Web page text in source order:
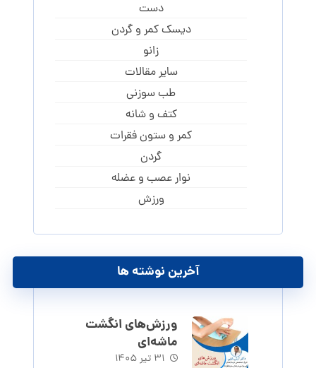
دست
دیسک کمر و گردن
زانو
سایر مقالات
طب سوزنی
کتف و شانه
کمر و ستون فقرات
گردن
نوار عصب و عضله
ورزش
آخرین نوشته ها
ورزش‌های انگشت
ماشه‌ای
۳۱ تیر ۱۴۰۵